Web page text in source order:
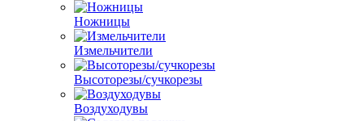
Ножницы
Измельчители
Высоторезы/сучкорезы
Воздуходувы